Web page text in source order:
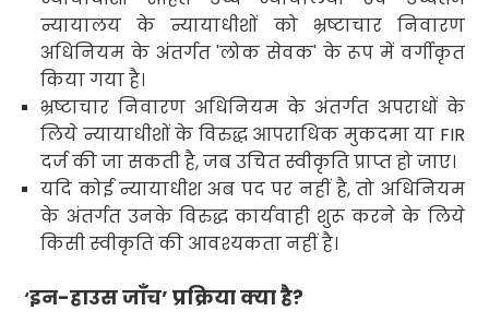
न्यायालय के न्यायाधीशों को भ्रष्टाचार निवारण
अधिनियम के अंतर्गत 'लोक सेवक' के रूप में वर्गीकृत
किया गया है।
भ्रष्टाचार निवारण अधिनियम के अंतर्गत अपराधों के
लिये न्यायाधीशों के विरुद्ध़ आपराधिक मुकदमा या FIR
दर्ज की जा सकती है, जब उचित स्वीकृति प्राप्त हो जाए।
यदि कोई न्यायाधीश अब पद पर नहीं है, तो अधिनियम
के अंतर्गत उनके विरुद्ध कार्यवाही शुरू करने के लिये
किसी स्वीकृति की आवश्यकता नहीं है।
‘इन-हाउस जाँच’ प्रक्रिया क्या है?